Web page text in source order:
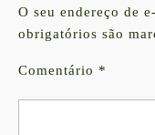
O seu endereço de
obrigatórios são
Comentário *